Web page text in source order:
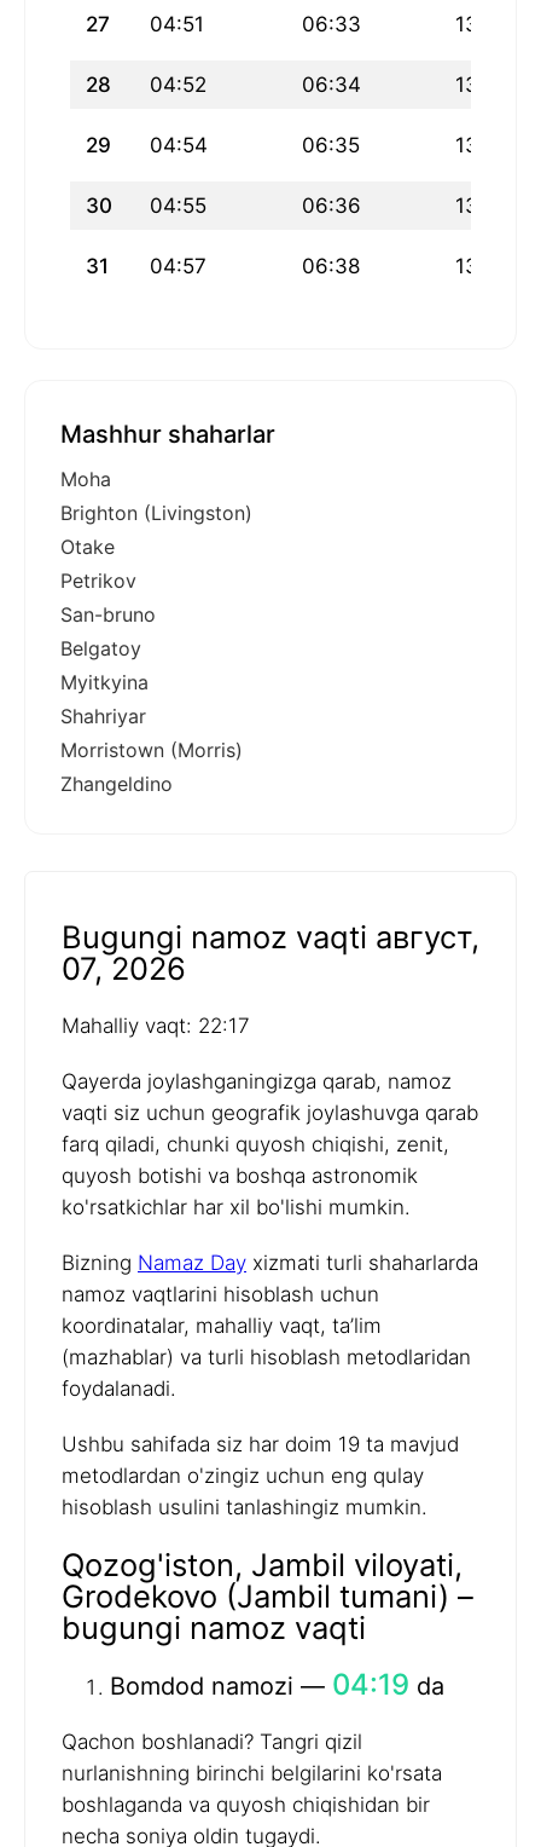
27 04:51 06:33 13:15
28 04:52 06:34 13:15
29 04:54 06:35 13:15
30 04:55 06:36 13:14
31 04:57 06:38 13:14
Mashhur shaharlar
Moha
Brighton (Livingston)
Otake
Petrikov
San-bruno
Belgatoy
Myitkyina
Shahriyar
Morristown (Morris)
Zhangeldino
Bugungi namoz vaqti август,
07, 2026
Mahalliy vaqt: 22:17
Qayerda joylashganingizga qarab, namoz
vaqti siz uchun geografik joylashuvga qarab
farq qiladi, chunki quyosh chiqishi, zenit,
quyosh botishi va boshqa astronomik
ko'rsatkichlar har xil bo'lishi mumkin.
Bizning Namaz Day xizmati turli shaharlarda
namoz vaqtlarini hisoblash uchun
koordinatalar, mahalliy vaqt, ta’lim
(mazhablar) va turli hisoblash metodlaridan
foydalanadi.
Ushbu sahifada siz har doim 19 ta mavjud
metodlardan o'zingiz uchun eng qulay
hisoblash usulini tanlashingiz mumkin.
Qozog'iston, Jambil viloyati,
Grodekovo (Jambil tumani) –
bugungi namoz vaqti
Bomdod namozi — 04:19 da
Qachon boshlanadi? Tangri qizil
nurlanishning birinchi belgilarini ko'rsata
boshlaganda va quyosh chiqishidan bir
necha soniya oldin tugaydi.